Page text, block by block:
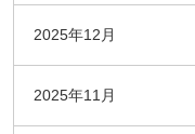
2025年12月
2025年11月